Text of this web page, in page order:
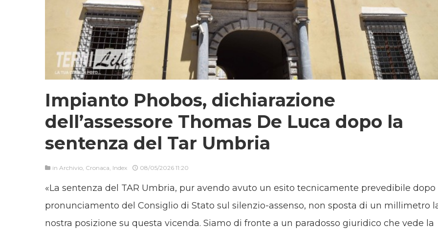
Impianto Phobos, dichiarazione
dell’assessore Thomas De Luca dopo la
sentenza del Tar Umbria
in Archivio Cronaca Index 08/05/2026 11:20
«La sentenza del TAR Umbria, pur avendo avuto un esito tecnicamente prevedibile dopo
pronunciamento del Consiglio di Stato sul silenzio-assenso, non sposta di un millimetro
nostra posizione su questa vicenda. Siamo di fronte a un paradosso giuridico che vede la